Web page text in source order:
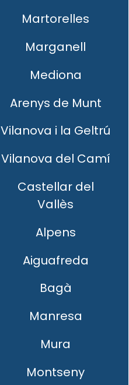
Martorelles
Marganell
Mediona
Arenys de Munt
Vilanova i la Geltrú
Vilanova del Camí
Castellar del
Vallès
Alpens
Aiguafreda
Bagà
Manresa
Mura
Montseny